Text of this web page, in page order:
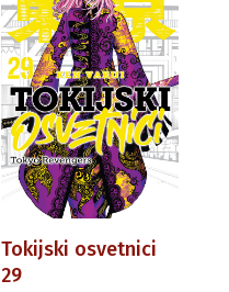
Tokijski osvetnici
29